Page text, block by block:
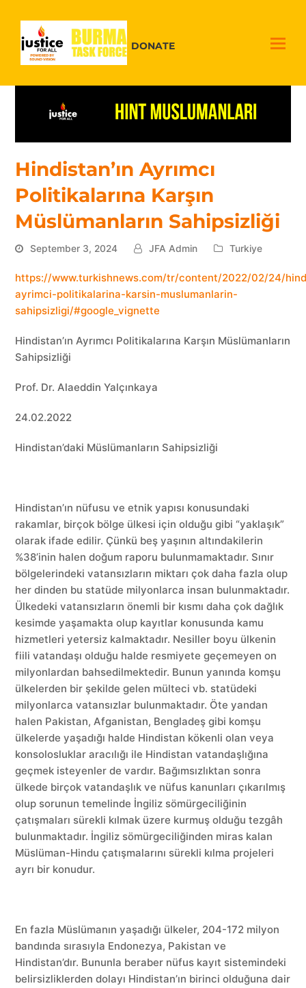
DONATE
Hindistan’ın Ayrımcı
Politikalarına Karşın
Müslümanların Sahipsizliği
September 3, 2024 JFA Admin Turkiye
https://www.turkishnews.com/tr/content/2022/02/24/
ayrimci-politikalarina-karsin-muslumanlarin-
sahipsizligi/#google_vignette
Hindistan’ın Ayrımcı Politikalarına Karşın Müslümanların
Sahipsizliği
Prof. Dr. Alaeddin Yalçınkaya
24.02.2022
Hindistan’daki Müslümanların Sahipsizliği
Hindistan’ın nüfusu ve etnik yapısı konusundaki
rakamlar, birçok bölge ülkesi için olduğu gibi “yaklaşık”
olarak ifade edilir. Çünkü beş yaşının altındakilerin
%38’inin halen doğum raporu bulunmamaktadır. Sınır
bölgelerindeki vatansızların miktarı çok daha fazla olup
her dinden bu statüde milyonlarca insan bulunmaktadır.
Ülkedeki vatansızların önemli bir kısmı daha çok dağlık
kesimde yaşamakta olup kayıtlar konusunda kamu
hizmetleri yetersiz kalmaktadır. Nesiller boyu ülkenin
fiili vatandaşı olduğu halde resmiyete geçemeyen on
milyonlardan bahsedilmektedir. Bunun yanında komşu
ülkelerden bir şekilde gelen mülteci vb. statüdeki
milyonlarca vatansızlar bulunmaktadır. Öte yandan
halen Pakistan, Afganistan, Bengladeş gibi komşu
ülkelerde yaşadığı halde Hindistan kökenli olan veya
konsolosluklar aracılığı ile Hindistan vatandaşlığına
geçmek isteyenler de vardır. Bağımsızlıktan sonra
ülkede birçok vatandaşlık ve nüfus kanunları çıkarılmış
olup sorunun temelinde İngiliz sömürgeciliğinin
çatışmaları sürekli kılmak üzere kurmuş olduğu tezgâh
bulunmaktadır. İngiliz sömürgeciliğinden miras kalan
Müslüman-Hindu çatışmalarını sürekli kılma projeleri
ayrı bir konudur.
En fazla Müslümanın yaşadığı ülkeler, 204-172 milyon
bandında sırasıyla Endonezya, Pakistan ve
Hindistan’dır. Bununla beraber nüfus kayıt sistemindeki
belirsizliklerden dolayı Hindistan’ın birinci olduğuna dair